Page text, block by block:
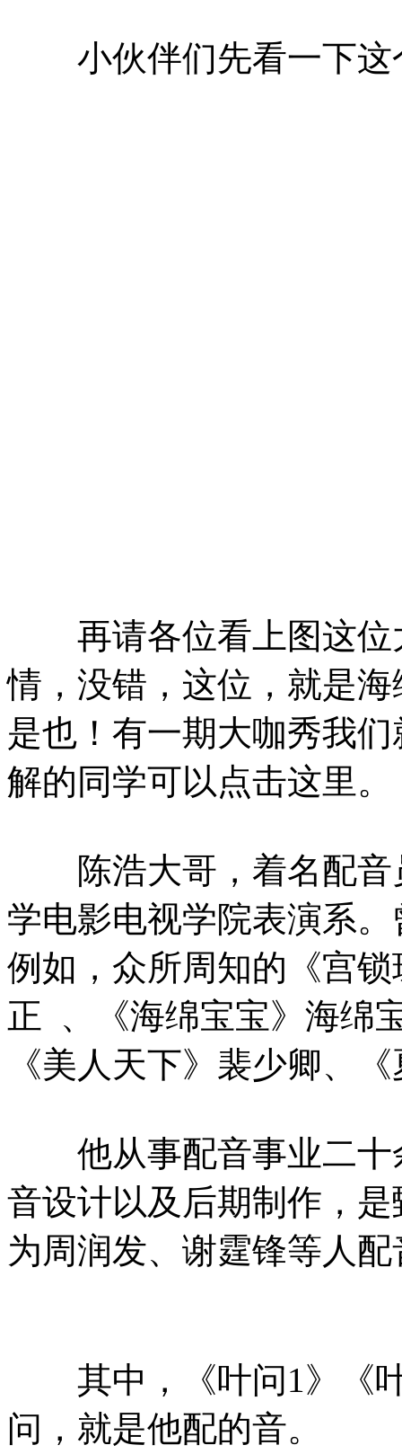
小伙伴们先看一下这
再请各位看上图这位
情，没错，这位，就是
是也！有一期大咖秀我
解的同学可以点击这里。
陈浩大哥，着名配音
学电影电视学院表演系
例如，众所周知的《宫
正 、《海绵宝宝》海绵
《美人天下》裴少卿、
他从事配音事业二十
音设计以及后期制作，
为周润发、谢霆锋等人配
其中，《叶问1》《叶
问，就是他配的音。